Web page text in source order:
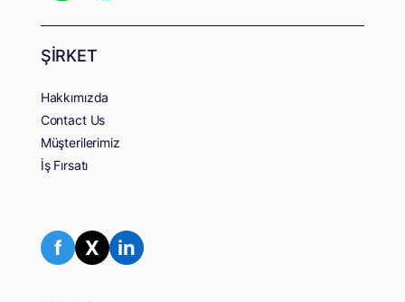
ŞİRKET
Hakkımızda
Contact Us
Müşterilerimiz
İş Fırsatı
f X in